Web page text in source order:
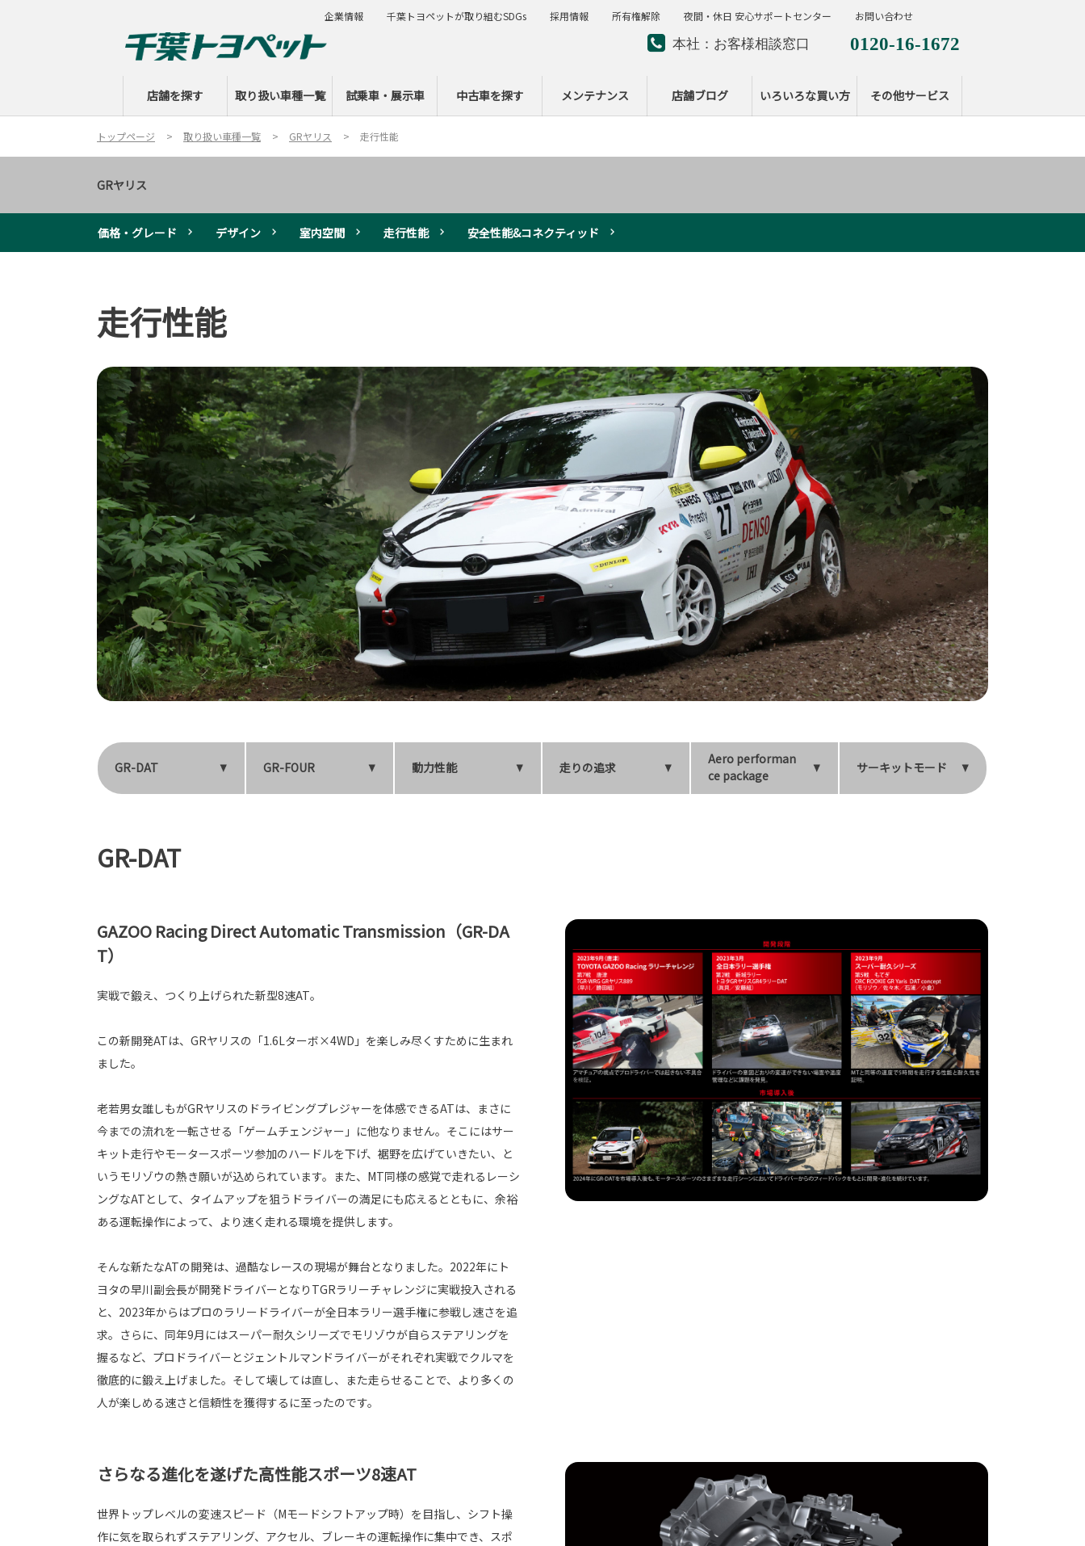
本社：お客様相談窓口 0120-16-1672
ー
店舗を探す 取り扱い車種一覧 試乗車・展示車 中古車を探す メンテナンス 店舗ブログ いろいろな買い方 その他サービス
企業情報 千葉トヨペットが取り組むSDGs 採用情報 所有権解除 夜間・休日 安心サポートセンター お問い合わせ
トップページ 取り扱い車種一覧 GRヤリス 走行性能
GRヤリス
価格・グレード デザイン 室内空間 走行性能 安全性能&コネクティッド
走行性能
GR-DAT GR-FOUR 動力性能 走りの追求
Aero performan
ce package
サーキットモード
GR-DAT
GAZOO Racing Direct Automatic Transmission（GR-DA
T）
実戦で鍛え、つくり上げられた新型8速AT。
この新開発ATは、GRヤリスの「1.6Lターボ×4WD」を楽しみ尽くすために生まれ
ました。
老若男女誰しもがGRヤリスのドライビングプレジャーを体感できるATは、まさに
今までの流れを一転させる「ゲームチェンジャー」に他なりません。そこにはサー
キット走行やモータースポーツ参加のハードルを下げ、裾野を広げていきたい、と
いうモリゾウの熱き願いが込められています。また、MT同様の感覚で走れるレーシ
ングなATとして、タイムアップを狙うドライバーの満足にも応えるとともに、余裕
ある運転操作によって、より速く走れる環境を提供します。
そんな新たなATの開発は、過酷なレースの現場が舞台となりました。2022年にト
ヨタの早川副会長が開発ドライバーとなりTGRラリーチャレンジに実戦投入される
と、2023年からはプロのラリードライバーが全日本ラリー選手権に参戦し速さを追
求。さらに、同年9月にはスーパー耐久シリーズでモリゾウが自らステアリングを
握るなど、プロドライバーとジェントルマンドライバーがそれぞれ実戦でクルマを
徹底的に鍛え上げました。そして壊しては直し、また走らせることで、より多くの
人が楽しめる速さと信頼性を獲得するに至ったのです。
さらなる進化を遂げた高性能スポーツ8速AT
世界トップレベルの変速スピード（Mモードシフトアップ時）を目指し、シフト操
作に気を取られずステアリング、アクセル、ブレーキの運転操作に集中でき、スポ